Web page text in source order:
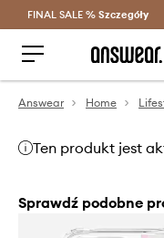
FINAL SALE % Szczegóły
Answear Home
Ten produkt jest
Sprawdź podobne